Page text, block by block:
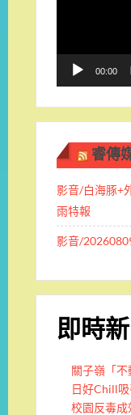
00:00
睿傳
影音/白海豚+
雨特報
影音/
即時
關子嶺「
日好Chill
校園反毒